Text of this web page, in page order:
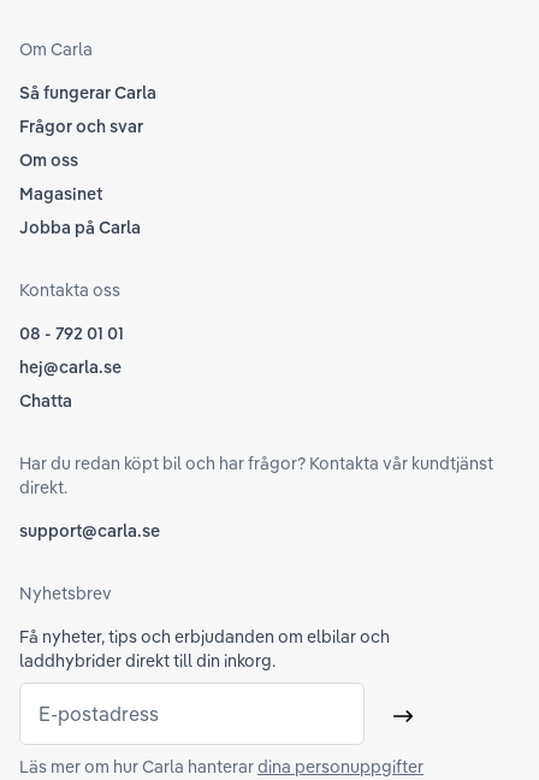
Om Carla
Så fungerar Carla
Frågor och svar
Om oss
Magasinet
Jobba på Carla
Kontakta oss
08 - 792 01 01
hej@carla.se
Chatta
Har du redan köpt bil och har frågor? Kontakta vår kundtjänst
direkt.
support@carla.se
Nyhetsbrev
Få nyheter, tips och erbjudanden om elbilar och
laddhybrider direkt till din inkorg.
E-postadress Skicka
Läs mer om hur Carla hanterardina personuppgifter